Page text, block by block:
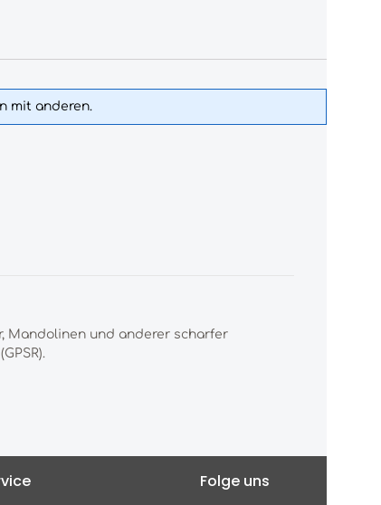
mit anderen.
Mandolinen und anderer scharfer
Folge uns